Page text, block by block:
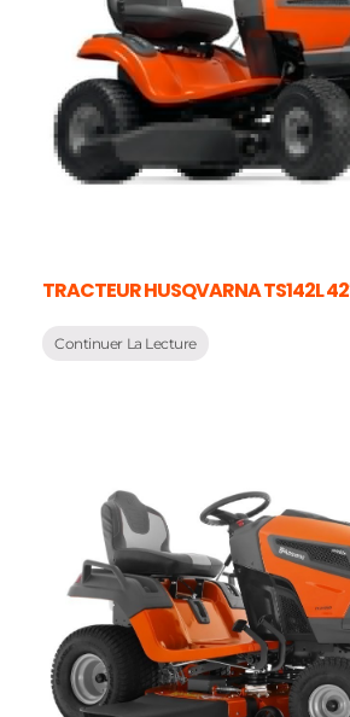
TRACTEUR HUSQVARNA TS142L
Continuer La Lecture